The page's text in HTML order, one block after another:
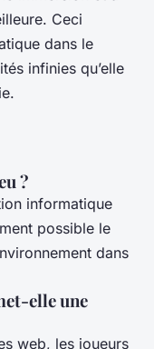
Ceci
dans le
infinies qu’elle
?
informatique
possible le
dans
elle une
web, les joueurs